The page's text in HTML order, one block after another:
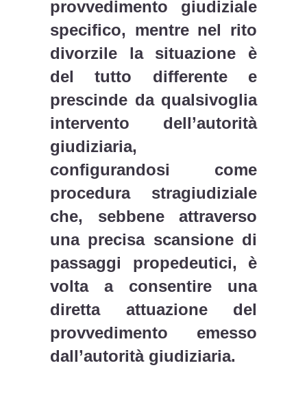
provvedimento giudiziale
specifico, mentre nel rito
divorzile la situazione è
del tutto differente e
prescinde da qualsivoglia
intervento dell’autorità
giudiziaria,
configurandosi come
procedura stragiudiziale
che, sebbene attraverso
una precisa scansione di
passaggi propedeutici, è
volta a consentire una
diretta attuazione del
provvedimento emesso
dall’autorità giudiziaria.